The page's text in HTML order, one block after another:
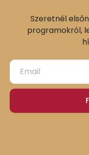
Szeretnél
programokról,